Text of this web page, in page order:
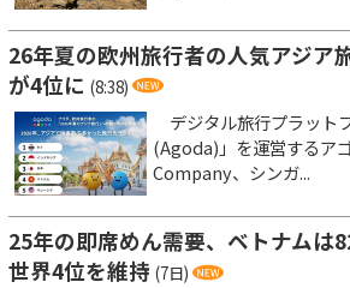
26年夏の欧州旅行者の人気アジア
が4位に (8:38)
デジタル旅行プラット
(Agoda)」を運営するア
Company、シンガ...
25年の即席めん需要、ベトナムは
世界4位を維持 (7日)